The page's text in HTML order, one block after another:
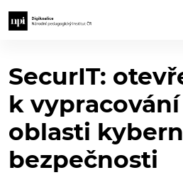
SecurIT:
k
oblasti
bezpečnosti